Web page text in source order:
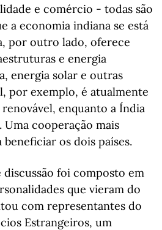
e comércio - todas são
a economia indiana se está
por outro lado, oferece
e energia
energia solar e outras
por exemplo, é atualmente
enquanto a Índia
Uma cooperação mais
os dois países.
discussão foi composto em
que vieram do
com representantes do
Estrangeiros, um